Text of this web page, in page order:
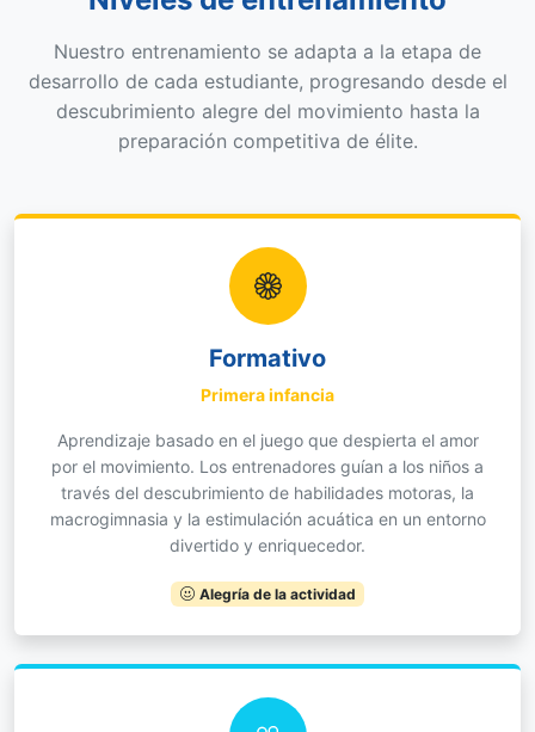
Nuestro entrenamiento se adapta a la etapa de
desarrollo de cada estudiante, progresando desde el
descubrimiento alegre del movimiento hasta la
preparación competitiva de élite.
Formativo
Primera infancia
Aprendizaje basado en el juego que despierta el amor
por el movimiento. Los entrenadores guían a los niños a
través del descubrimiento de habilidades motoras, la
macrogimnasia y la estimulación acuática en un entorno
divertido y enriquecedor.
Alegría de la actividad